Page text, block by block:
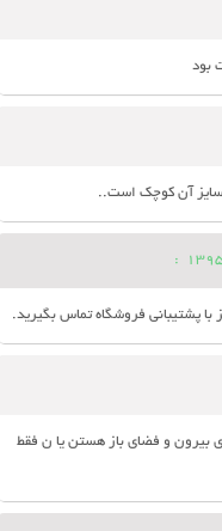
بود
سایز آن کوچک است..
:
با پشتیبانی فروشگاه تماس بگیرید.
بیرون و فضای باز هستن یا ن فقط